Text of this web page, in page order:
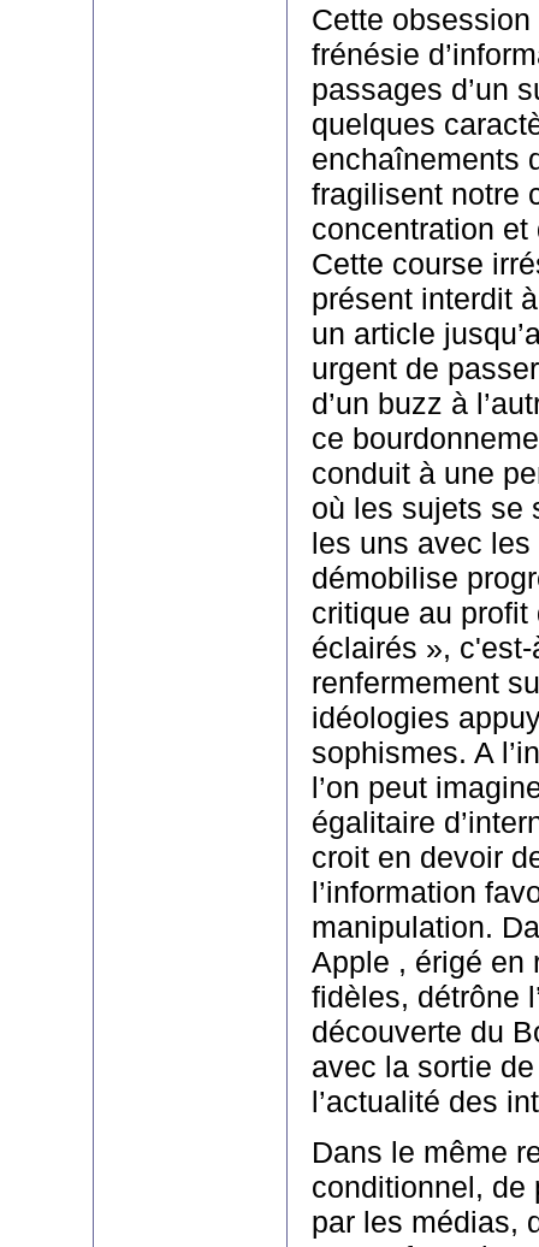
Cette obsession
frénésie
passages d’un
quelques
enchaînements
fragilisent notre
concentration
Cette course
présent interdit
un article
urgent de
d’un buzz à
ce
conduit à une
où les sujets se
les uns avec les
démobilise
critique au profit
éclairés »,
renfermement
idéologies
sophismes. A
l’on peut
égalitaire
croit en devoir
l’information
manipulation.
Apple , érigé en
fidèles, détrône
découverte du
avec la sortie
l’actualité des
Dans le même
conditionnel, de
par les médias,